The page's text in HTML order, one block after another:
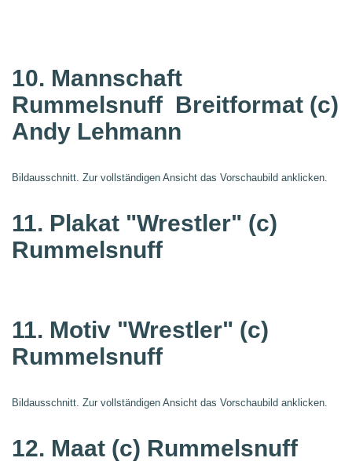
10. Mannschaft
Rummelsnuff Breitformat (c)
Andy Lehmann
Bildausschnitt. Zur vollständigen Ansicht das Vorschaubild anklicken.
11. Plakat "Wrestler" (c)
Rummelsnuff
11. Motiv "Wrestler" (c)
Rummelsnuff
Bildausschnitt. Zur vollständigen Ansicht das Vorschaubild anklicken.
12. Maat (c) Rummelsnuff